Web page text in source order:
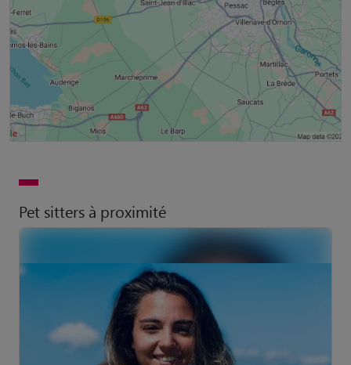
Pet sitters à proximité